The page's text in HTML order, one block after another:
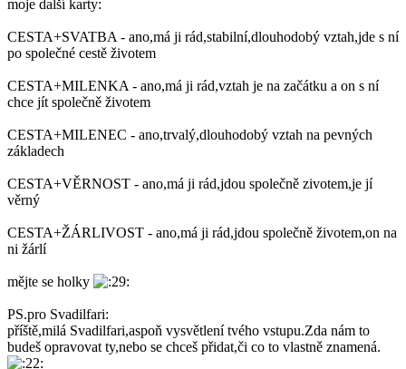
moje další karty:
CESTA+SVATBA - ano,má ji rád,stabilní,dlouhodobý vztah,jde s ní
po společné cestě životem
CESTA+MILENKA - ano,má ji rád,vztah je na začátku a on s ní
chce jít společně životem
CESTA+MILENEC - ano,trvalý,dlouhodobý vztah na pevných
základech
CESTA+VĚRNOST - ano,má ji rád,jdou společně zivotem,je jí
věrný
CESTA+ŽÁRLIVOST - ano,má ji rád,jdou společně životem,on na
ni žárlí
mějte se holky
PS.pro Svadilfari:
příště,milá Svadilfari,aspoň vysvětlení tvého vstupu.Zda nám to
budeš opravovat ty,nebo se chceš přidat,či co to vlastně znamená.